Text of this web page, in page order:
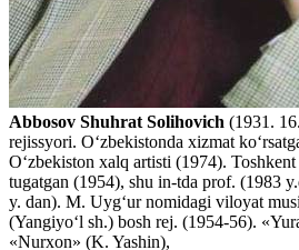
Abbosov Shuhrat Solihovich (1931.
rejissyori. O‘zbekistonda xizmat
O‘zbekiston xalq artisti (1974).
tugatgan (1954), shu in-tda prof. (1983
y. dan). M. Uyg‘ur nomidagi viloyat
(Yangiyo‘l sh.) bosh rej. (1954-56).
«Nurxon» (K. Yashin),